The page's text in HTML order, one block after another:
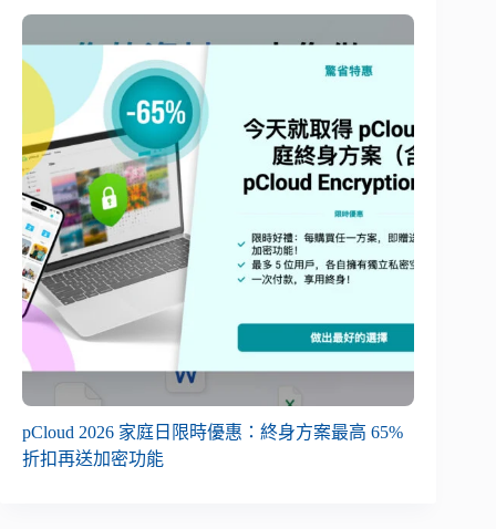
pCloud 2026 家庭日限時優惠：終身方案最高 65%
折扣再送加密功能